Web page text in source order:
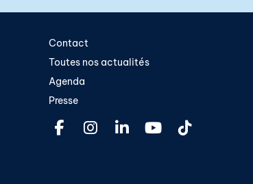
Contact
Toutes nos actualités
Agenda
Presse